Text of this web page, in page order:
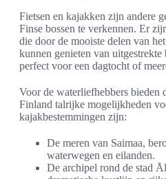
Fietsen en kajakken zijn andere
Finse bossen te verkennen. Er
die door de mooiste delen van
kunnen genieten van uitgestrekte
perfect voor een dagtocht of
Voor de waterliefhebbers bieden
Finland talrijke mogelijkheden
kajakbestemmingen zijn:
De meren van Saimaa,
waterwegen en eilanden.
De archipel rond de stad